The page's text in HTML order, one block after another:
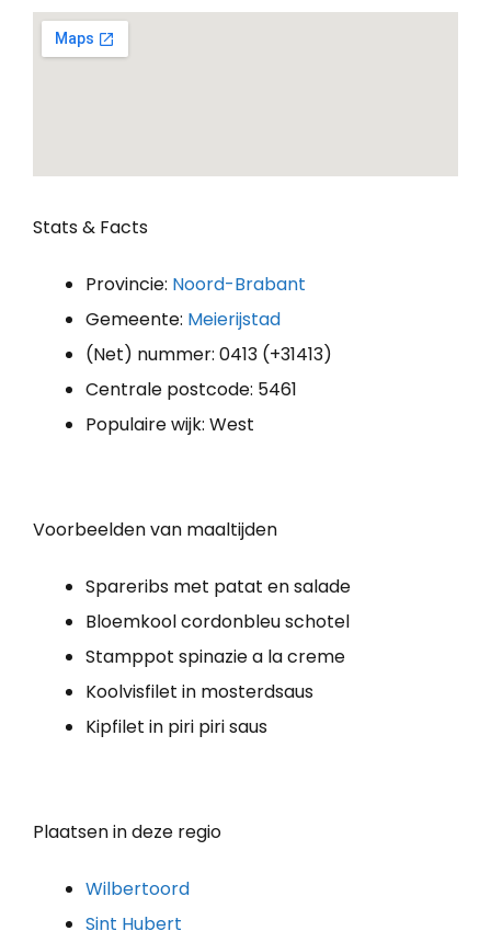
Stats & Facts
Provincie: Noord-Brabant
Gemeente: Meierijstad
(Net) nummer: 0413 (+31413)
Centrale postcode: 5461
Populaire wijk: West
Voorbeelden van maaltijden
Spareribs met patat en salade
Bloemkool cordonbleu schotel
Stamppot spinazie a la creme
Koolvisfilet in mosterdsaus
Kipfilet in piri piri saus
Plaatsen in deze regio
Wilbertoord
Sint Hubert